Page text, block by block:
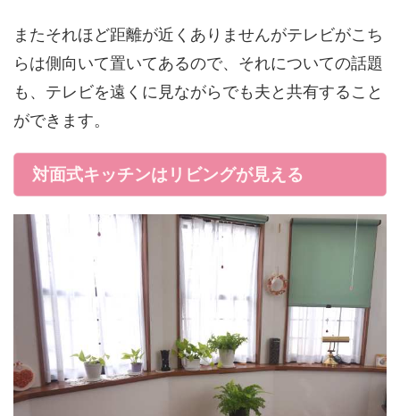
またそれほど距離が近くありませんがテレビがこち
らは側向いて置いてあるので、それについての話題
も、テレビを遠くに見ながらでも夫と共有すること
ができます。
対面式キッチンはリビングが見える